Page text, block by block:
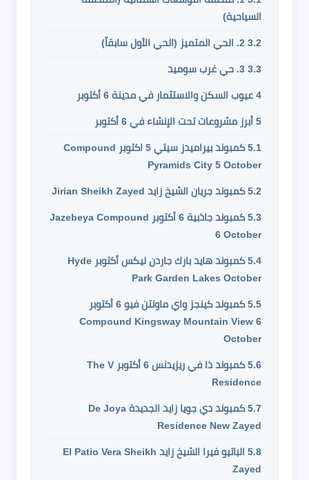
السياحية)
3.2 2. الحي المتميز (الحي الأول سابقاً)
3.3 3. حي غرب سوميد
4 عيوب السكن والاستثمار في مدينة 6 أكتوبر
5 أبرز مشروعات تحت الإنشاء في 6 أكتوبر
5.1
كمبوند بيراميدز سيتي 5 اكتوبر Compound
Pyramids City 5 October
5.2 كمبوند جريان الشيخ زايد Jirian Sheikh Zayed
5.3
كمبوند جاذبية 6 أكتوبر Jazebeya Compound
6 October
5.4
كمبوند هايد بارك جاردن ليكس أكتوبر Hyde
Park Garden Lakes October
5.5
كمبوند كينجز واي ماونتن فيو 6 أكتوبر
Compound Kingsway Mountain View 6
October
5.6
كمبوند ذا في ريزيدنس 6 أكتوبر The V
Residence
5.7
كمبوند دي جويا زايد الجديدة De Joya
Residence New Zayed
5.8
الباتيو فيرا الشيخ زايد El Patio Vera Sheikh
Zayed